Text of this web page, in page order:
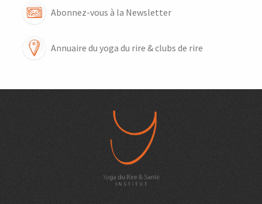
Abonnez-vous à la Newsletter
Annuaire du yoga du rire & clubs de rire